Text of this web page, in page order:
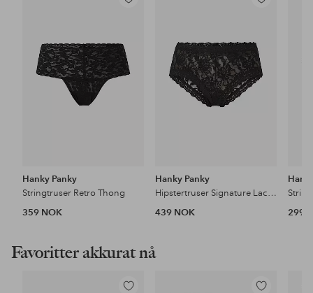
Legg
Hanky Panky
Stringtruser Retro Thong
359 NOK
Legg
Hanky Panky
Hipstertruser Signature Lace Boyshort
439 NOK
299
Favoritter akkurat nå